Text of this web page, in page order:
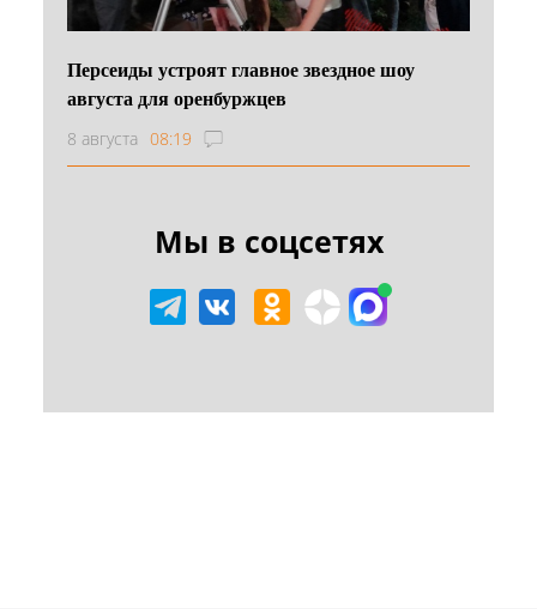
Персеиды устроят главное звездное шоу
августа для оренбуржцев
8 августа 08:19
Мы в соцсетях